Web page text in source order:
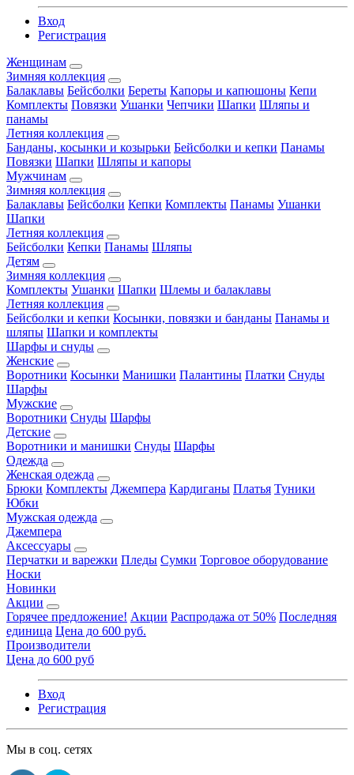
Вход
Регистрация
Женщинам
Зимняя коллекция
Балаклавы Бейсболки Береты Капоры и капюшоны Кепи
Комплекты Повязки Ушанки Чепчики Шапки Шляпы и
панамы
Летняя коллекция
Банданы, косынки и козырьки Бейсболки и кепки Панамы
Повязки Шапки Шляпы и капоры
Мужчинам
Зимняя коллекция
Балаклавы Бейсболки Кепки Комплекты Панамы Ушанки
Шапки
Летняя коллекция
Бейсболки Кепки Панамы Шляпы
Детям
Зимняя коллекция
Комплекты Ушанки Шапки Шлемы и балаклавы
Летняя коллекция
Бейсболки и кепки Косынки, повязки и банданы Панамы и
шляпы Шапки и комплекты
Шарфы и снуды
Женские
Воротники Косынки Манишки Палантины Платки Снуды
Шарфы
Мужские
Воротники Снуды Шарфы
Детские
Воротники и манишки Снуды Шарфы
Одежда
Женская одежда
Брюки Комплекты Джемпера Кардиганы Платья Туники
Юбки
Мужская одежда
Джемпера
Аксессуары
Перчатки и варежки Пледы Сумки Торговое оборудование
Носки
Новинки
Акции
Горячее предложение! Акции Распродажа от 50% Последняя
единица Цена до 600 руб.
Производители
Цена до 600 руб
Вход
Регистрация
Мы в соц. сетях